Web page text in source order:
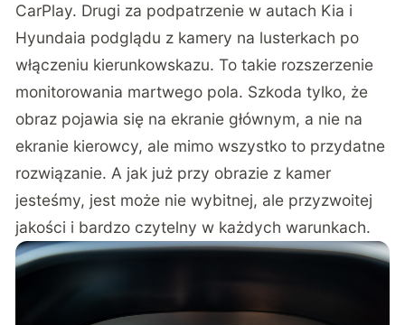
CarPlay. Drugi za podpatrzenie w autach Kia i
Hyundaia podglądu z kamery na lusterkach po
włączeniu kierunkowskazu. To takie rozszerzenie
monitorowania martwego pola. Szkoda tylko, że
obraz pojawia się na ekranie głównym, a nie na
ekranie kierowcy, ale mimo wszystko to przydatne
rozwiązanie. A jak już przy obrazie z kamer
jesteśmy, jest może nie wybitnej, ale przyzwoitej
jakości i bardzo czytelny w każdych warunkach.